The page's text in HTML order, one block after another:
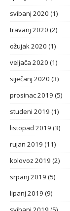
svibanj 2020 (1)
travanj 2020 (2)
ožujak 2020 (1)
veljača 2020 (1)
siječanj 2020 (3)
prosinac 2019 (5)
studeni 2019 (1)
listopad 2019 (3)
rujan 2019 (11)
kolovoz 2019 (2)
srpanj 2019 (5)
lipanj 2019 (9)